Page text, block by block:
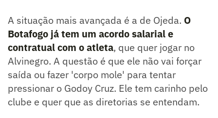
A situação mais avançada é a de Ojeda. O
Botafogo já tem um acordo salarial e
contratual com o atleta, que quer jogar no
Alvinegro. A questão é que ele não vai forçar
saída ou fazer 'corpo mole' para tentar
pressionar o Godoy Cruz. Ele tem carinho pelo
clube e quer que as diretorias se entendam.